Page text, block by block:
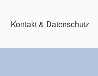
Kontakt & Datenschutz